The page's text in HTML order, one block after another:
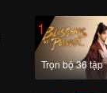
106
108
1
Trọn bộ 36 tập